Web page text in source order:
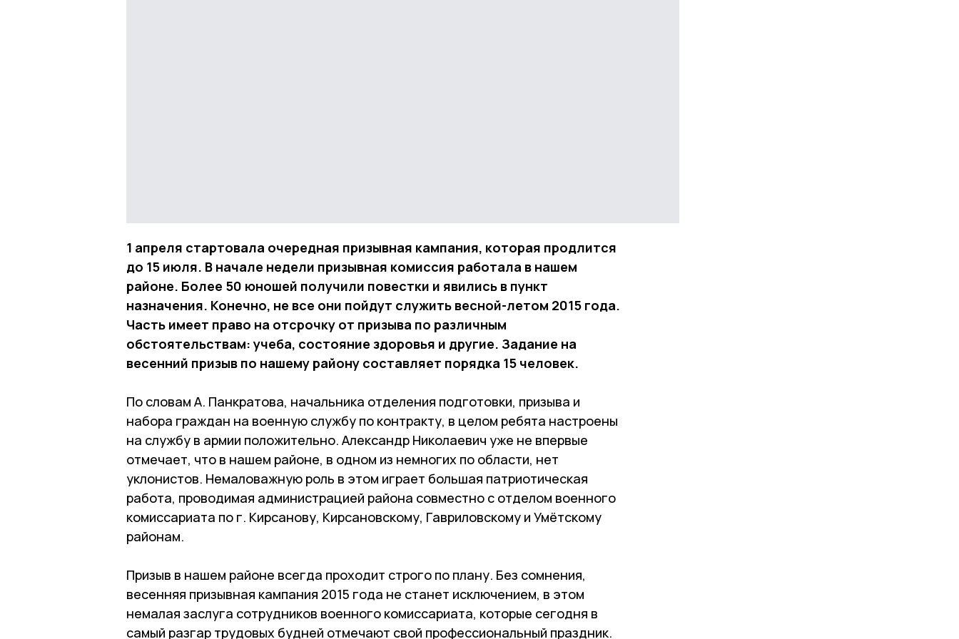
1 апреля стартовала очередная призывная кампания, которая продлится
до 15 июля. В начале недели призывная комиссия работала в нашем
районе. Более 50 юношей получили повестки и явились в пункт
назначения. Конечно, не все они пойдут служить весной-летом 2015 года.
Часть имеет право на отсрочку от призыва по различным
обстоятельствам: учеба, состояние здоровья и другие. Задание на
весенний призыв по нашему району составляет порядка 15 человек.
По словам А. Панкратова, начальника отделения подготовки, призыва и
набора граждан на военную службу по контракту, в целом ребята настроены
на службу в армии положительно. Александр Николаевич уже не впервые
отмечает, что в нашем районе, в одном из немногих по области, нет
уклонистов. Немаловажную роль в этом играет большая патриотическая
работа, проводимая администрацией района совместно с отделом военного
комиссариата по г. Кирсанову, Кирсановскому, Гавриловскому и Умётскому
районам.
Призыв в нашем районе всегда проходит строго по плану. Без сомнения,
весенняя призывная кампания 2015 года не станет исключением, в этом
немалая заслуга сотрудников военного комиссариата, которые сегодня в
самый разгар трудовых будней отмечают свой профессиональный праздник.